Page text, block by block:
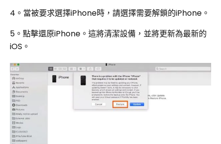
4。當被要求選擇iPhone時，請選擇需要解鎖的iPhone。
5。點擊還原iPhone。這將清潔設備，並將更新為最新的
iOS。